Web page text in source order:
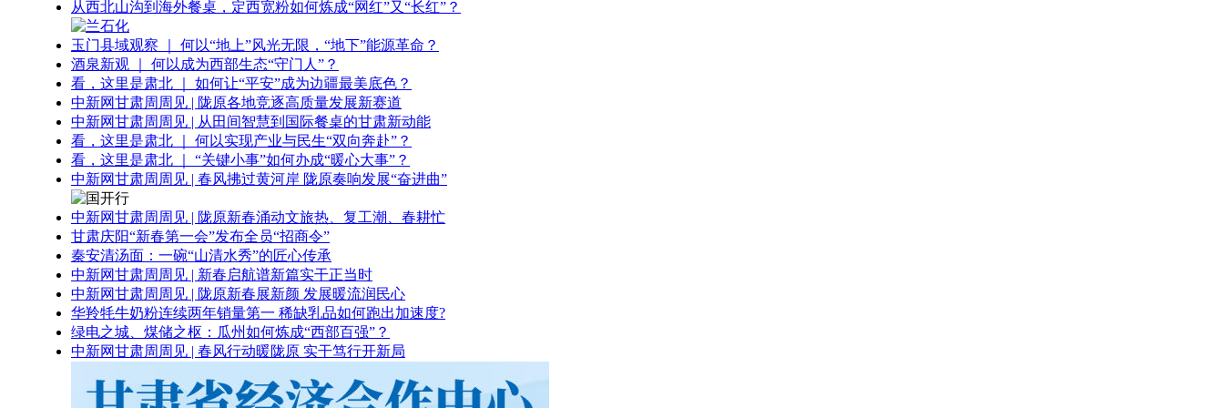
从西北山沟到海外餐桌，定西宽粉如何炼成“网红”又“长红”？
玉门县域观察 ｜ 何以“地上”风光无限，“地下”能源革命？
酒泉新观 ｜ 何以成为西部生态“守门人”？
看，这里是肃北 ｜ 如何让“平安”成为边疆最美底色？
中新网甘肃周周见 | 陇原各地竞逐高质量发展新赛道
中新网甘肃周周见 | 从田间智慧到国际餐桌的甘肃新动能
看，这里是肃北 ｜ 何以实现产业与民生“双向奔赴”？
看，这里是肃北 ｜ “关键小事”如何办成“暖心大事”？
中新网甘肃周周见 | 春风拂过黄河岸 陇原奏响发展“奋进曲”
中新网甘肃周周见 | 陇原新春涌动文旅热、复工潮、春耕忙
甘肃庆阳“新春第一会”发布全员“招商令”
秦安清汤面：一碗“山清水秀”的匠心传承
中新网甘肃周周见 | 新春启航谱新篇实干正当时
中新网甘肃周周见 | 陇原新春展新颜 发展暖流润民心
华羚牦牛奶粉连续两年销量第一 稀缺乳品如何跑出加速度?
绿电之城、煤储之枢：瓜州如何炼成“西部百强”？
中新网甘肃周周见 | 春风行动暖陇原 实干笃行开新局